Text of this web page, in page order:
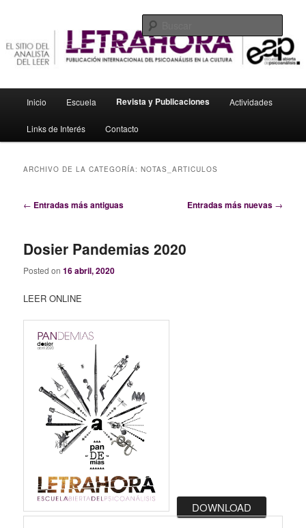
principal
secundarioLetrahora
principal
Inicio Escuela Revista y Publicaciones Actividades
Links de Interés Contacto
ARCHIVO DE LA CATEGORÍA:NOTAS_ARTICULOS
Navegación
← Entradas más antiguas Entradas más nuevas →
Dosier Pandemias 2020
Posted on16 abril, 2020
LEER ONLINE
DOWNLOAD